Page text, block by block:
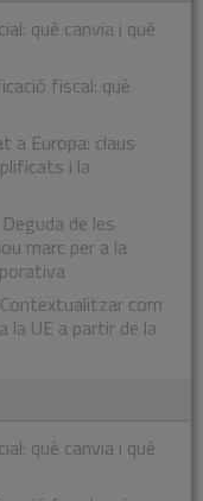
què canvia i què
fiscal: què
a Europa: claus
i la
de les
marc per a la
com
la UE a partir de la
què canvia i què